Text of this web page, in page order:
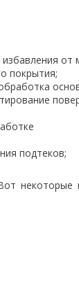
от
покрытия;
подтеков;
некоторые